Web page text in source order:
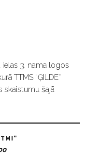
3. nama logos
TTMS “ĢILDE”
skaistumu šajā